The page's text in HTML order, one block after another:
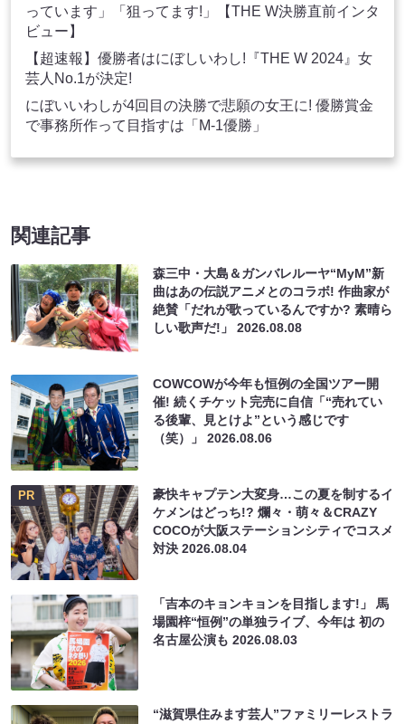
っています」「狙ってます!」【THE W決勝直前インタ
ビュー】
【超速報】優勝者はにぼしいわし!『THE W 2024』女
芸人No.1が決定!
にぼいいわしが4回目の決勝で悲願の女王に! 優勝賞金
で事務所作って目指すは「M-1優勝」
関連記事
森三中・大島＆ガンバレルーヤ“MyM”新
曲はあの伝説アニメとのコラボ! 作曲家が
絶賛「だれが歌っているんですか? 素晴ら
しい歌声だ!」2026.08.08
COWCOWが今年も恒例の全国ツアー開
催! 続くチケット完売に自信「“売れてい
る後輩、見とけよ”という感じです
（笑）」2026.08.06
PR
豪快キャプテン大変身…この夏を制するイ
ケメンはどっち!? 爛々・萌々＆CRAZY
COCOが大阪ステーションシティでコスメ
対決2026.08.04
「吉本のキョンキョンを目指します!」 馬
場園梓“恒例”の単独ライブ、今年は 初の
名古屋公演も2026.08.03
“滋賀県住みます芸人”ファミリーレストラ